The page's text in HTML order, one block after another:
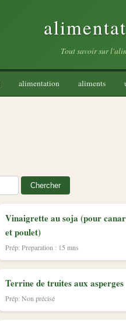
Tout savoir sur
alimentation aliments
Chercher
Vinaigrette au soja (pour
et poulet)
Prép: Preparation : 15 mns
Terrine de truites aux asperges
Prép: Non précisé